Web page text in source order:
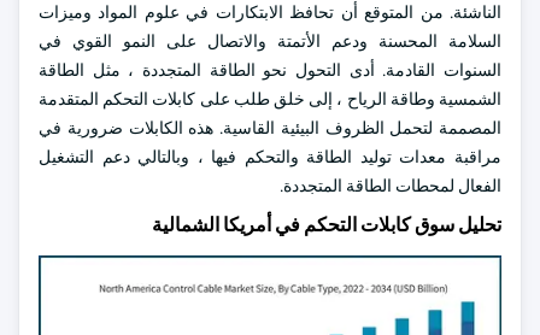
الناشئة. من المتوقع أن تحافظ الابتكارات في علوم المواد وميزات
السلامة المحسنة ودعم الأتمتة والاتصال على النمو القوي في
السنوات القادمة. أدى التحول نحو الطاقة المتجددة ، مثل الطاقة
الشمسية وطاقة الرياح ، إلى خلق طلب على كابلات التحكم المتقدمة
المصممة لتحمل الظروف البيئية القاسية. هذه الكابلات ضرورية في
مراقبة معدات توليد الطاقة والتحكم فيها ، وبالتالي دعم التشغيل
الفعال لمحطات الطاقة المتجددة.
تحليل سوق كابلات التحكم في أمريكا الشمالية